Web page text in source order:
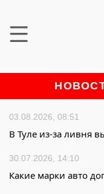
03.08.2026, 08:51
В Туле из-за ливня
30.07.2026, 14:10
Какие марки авто